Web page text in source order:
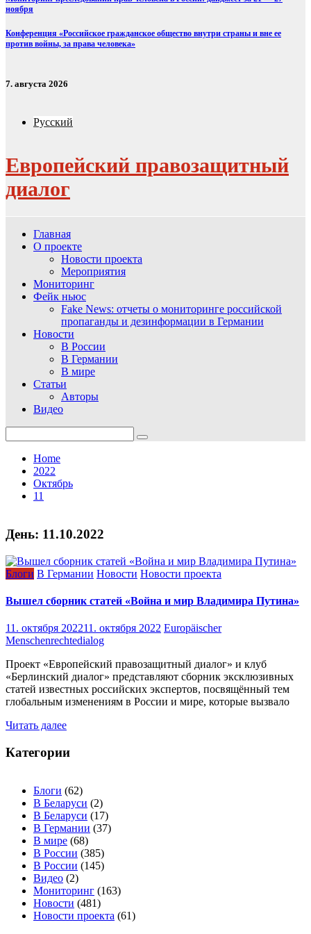
ноября
Конференция «Российское гражданское общество внутри страны и вне ее
против войны, за права человека»
7. августа 2026
Русский
Европейский правозащитный
диалог
Главная
О проекте
Новости проекта
Мероприятия
Мониторинг
Фейк ньюс
Fake News: отчеты о мониторинге российской
пропаганды и дезинформации в Германии
Новости
В России
В Германии
В мире
Статьи
Авторы
Видео
for:
Home
2022
Октябрь
11
День: 11.10.2022
Блоги В Германии Новости Новости проекта
Вышел сборник статей «Война и мир Владимира Путина»
11. октября 202211. октября 2022 Europäischer
Menschenrechtedialog
Проект «Европейский правозащитный диалог» и клуб
«Берлинский диалог» представляют сборник эксклюзивных
статей известных российских экспертов, посвящённый тем
глобальным изменениям в России и мире, которые вызвало
Читать далее
Категории
Блоги (62)
В Беларуси (2)
В Беларуси (17)
В Германии (37)
В мире (68)
В России (385)
В России (145)
Видео (2)
Мониторинг (163)
Новости (481)
Новости проекта (61)